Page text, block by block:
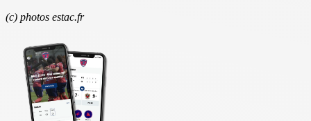
(c) photos estac.fr